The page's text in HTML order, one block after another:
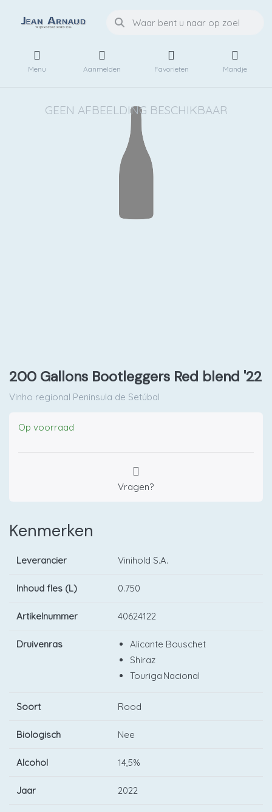
Menu Aanmelden Favorieten Mandje
200 Gallons Bootleggers Red blend '22
Vinho regional Peninsula de Setúbal
Op voorraad
Vragen?
Kenmerken
Leverancier Vinihold S.A.
Inhoud fles (L) 0.750
Artikelnummer 40624122
Druivenras
Alicante Bouschet
Shiraz
Touriga Nacional
Soort Rood
Biologisch Nee
Alcohol 14,5%
Jaar 2022